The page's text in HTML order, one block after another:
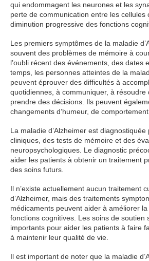
qui endommagent les neurones et les
perte de communication entre les cellules
diminution progressive des fonctions
Les premiers symptômes de la maladie
souvent des problèmes de mémoire à
l’oubli récent des événements, des dates
temps, les personnes atteintes de la
peuvent éprouver des difficultés à
quotidiennes, à communiquer, à résoudre
prendre des décisions. Ils peuvent
changements d’humeur, de
La maladie d’Alzheimer est
cliniques, des tests de mémoire et des
neuropsychologiques. Le diagnostic
aider les patients à obtenir un traitement
des soins futurs.
Il n’existe actuellement aucun traitement
d’Alzheimer, mais des traitements
médicaments peuvent aider à améliorer
fonctions cognitives. Les soins de soutien
importants pour aider les patients à faire
à maintenir leur qualité de vie.
Il est important de noter que la maladie